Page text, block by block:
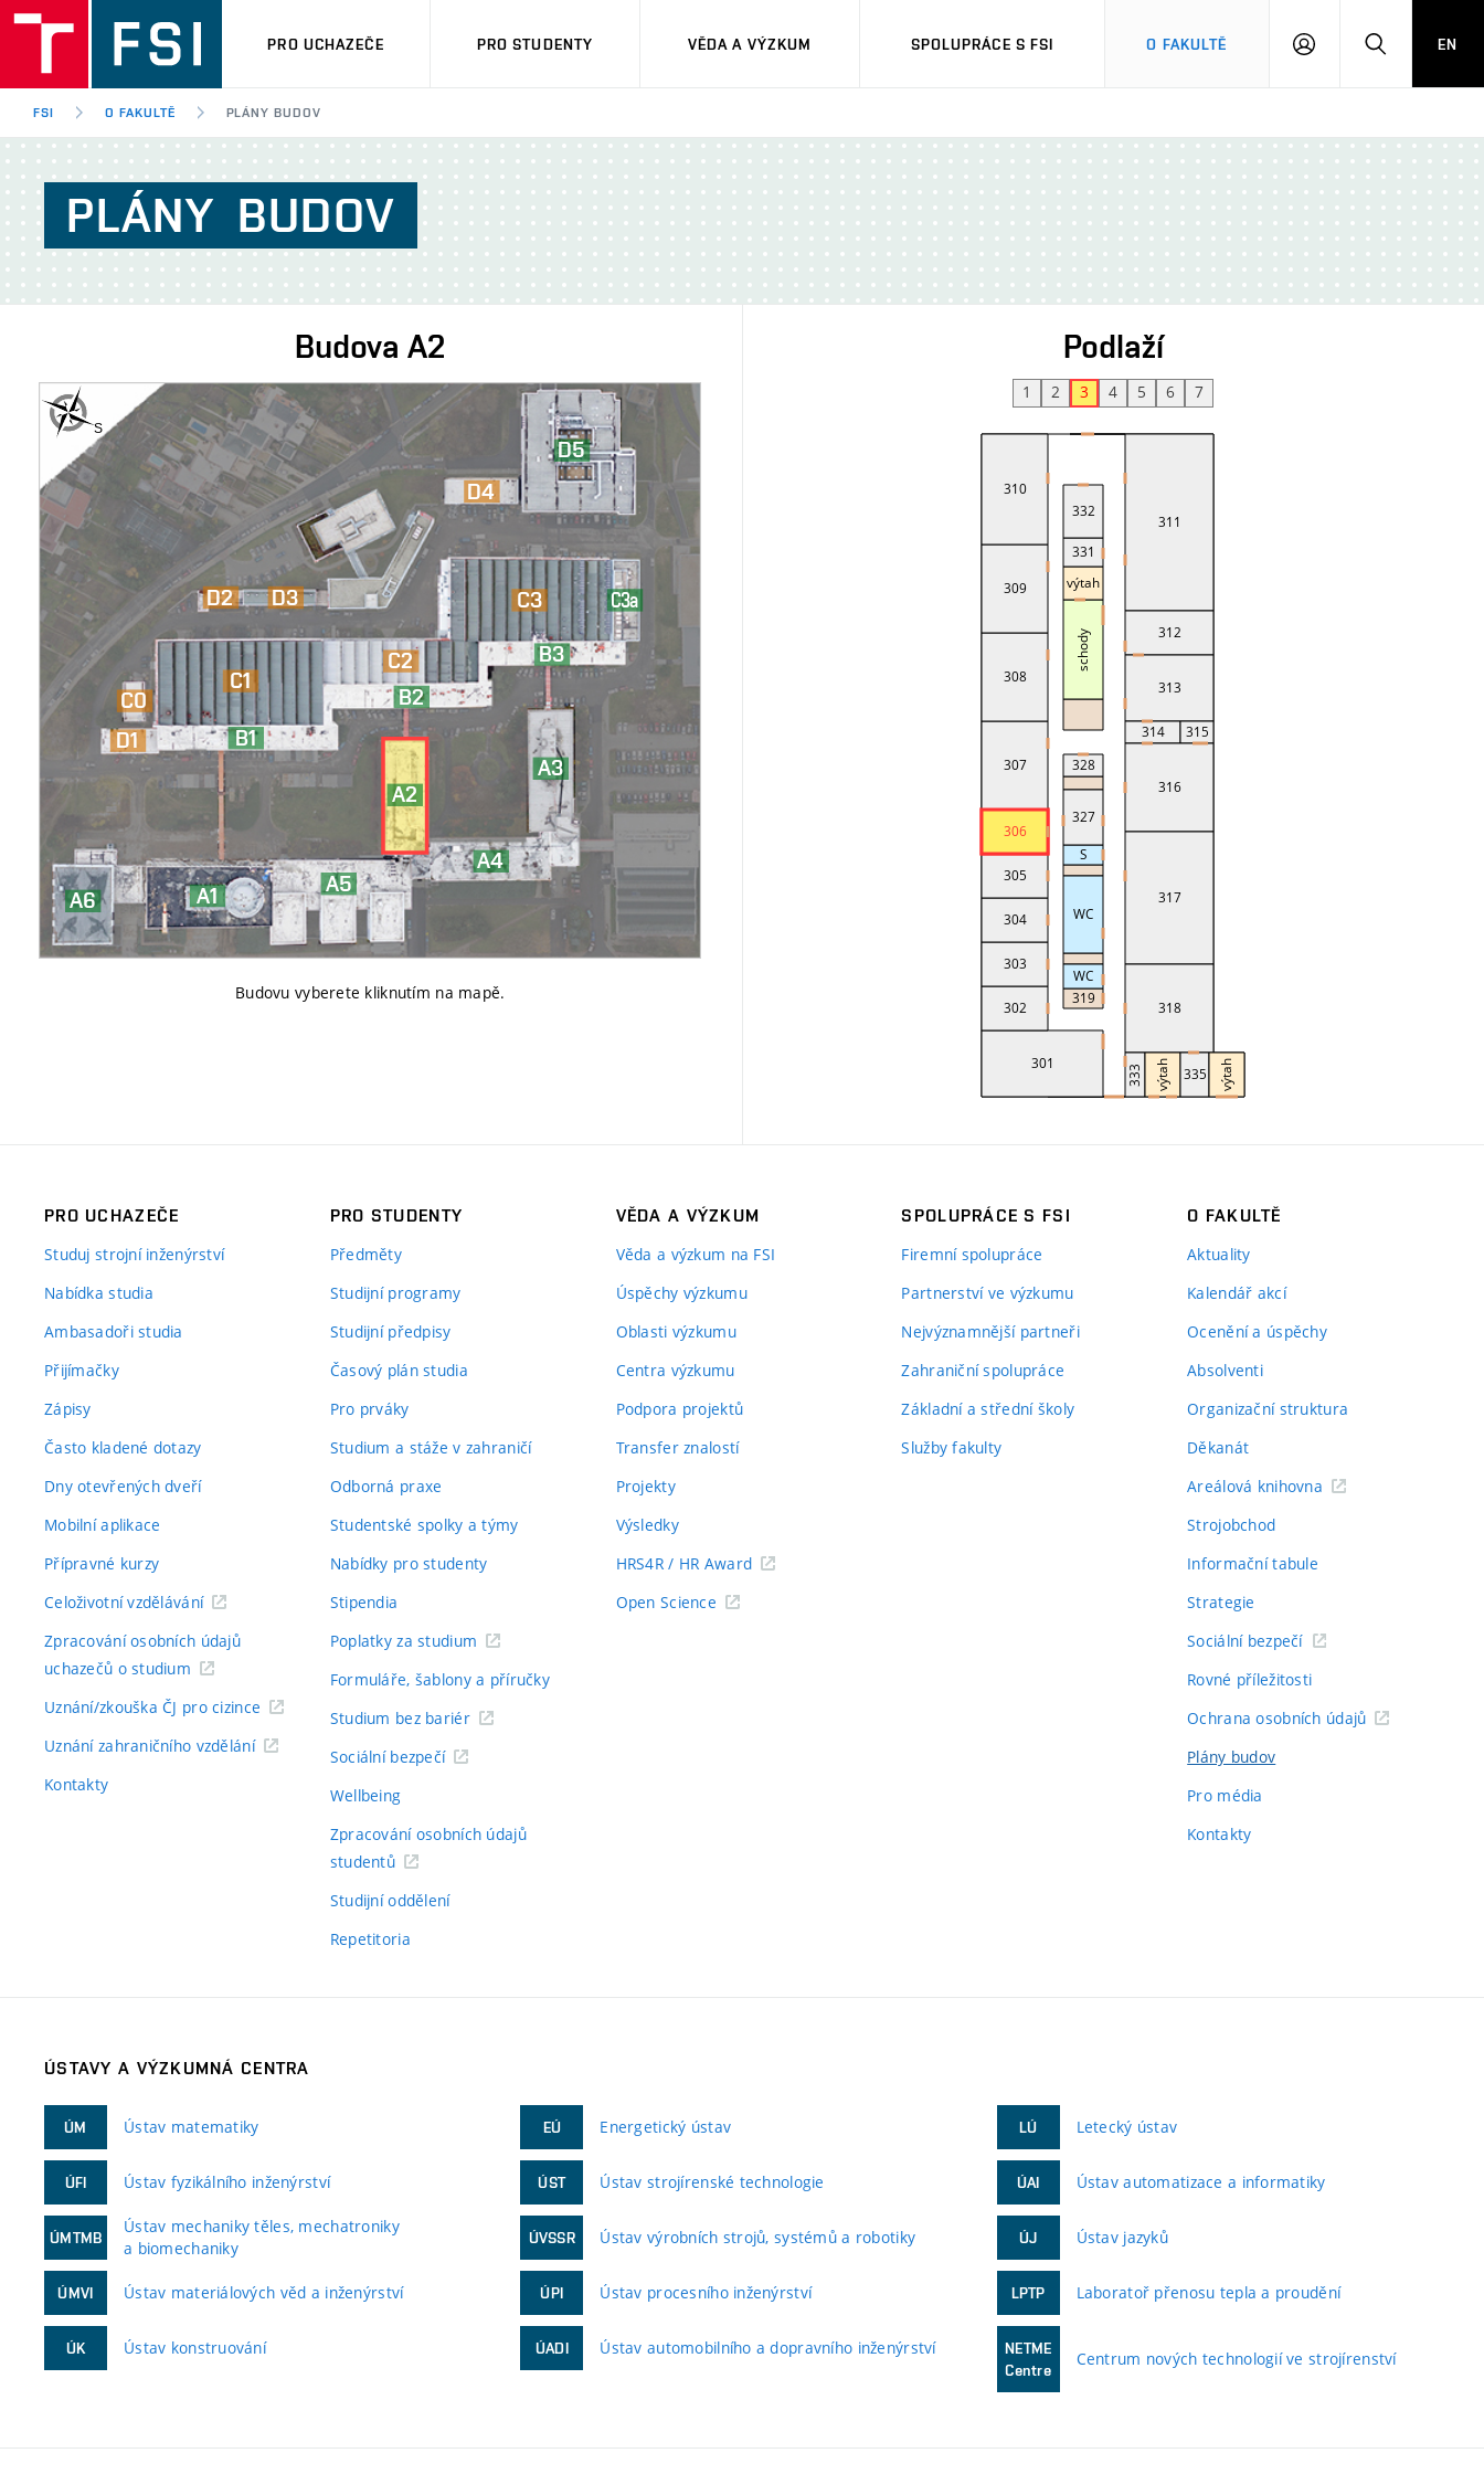
PRO UCHAZEČE PRO STUDENTY VĚDA A VÝZKUM SPOLUPRÁCE S FSI O FAKULTĚ
PŘIHLÁŠENÍHLEDAT
EN
FSI O FAKULTĚ PLÁNY BUDOV
PLÁNY BUDOV
BudovaA2
Budovu vyberete kliknutím na mapě.
Podlaží
1 2 3 4 5 6 7
PRO UCHAZEČE
Studuj strojní inženýrství
Nabídka studia
Ambasadoři studia
Přijímačky
Zápisy
Často kladené dotazy
Dny otevřených dveří
Mobilní aplikace
Přípravné kurzy
Celoživotní vzdělávání
Zpracování osobních údajů
uchazečů o studium
Uznání/zkouška ČJ pro cizince
Uznání zahraničního vzdělání
Kontakty
PRO STUDENTY
Předměty
Studijní programy
Studijní předpisy
Časový plán studia
Pro prváky
Studium a stáže v zahraničí
Odborná praxe
Studentské spolky a týmy
Nabídky pro studenty
Stipendia
Poplatky za studium
Formuláře, šablony a příručky
Studium bez bariér
Sociální bezpečí
Wellbeing
Zpracování osobních údajů
studentů
Studijní oddělení
Repetitoria
VĚDA A VÝZKUM
Věda a výzkum na FSI
Úspěchy výzkumu
Oblasti výzkumu
Centra výzkumu
Podpora projektů
Transfer znalostí
Projekty
Výsledky
HRS4R / HR Award
Open Science
SPOLUPRÁCE S FSI
Firemní spolupráce
Partnerství ve výzkumu
Nejvýznamnější partneři
Zahraniční spolupráce
Základní a střední školy
Služby fakulty
O FAKULTĚ
Aktuality
Kalendář akcí
Ocenění a úspěchy
Absolventi
Organizační struktura
Děkanát
Areálová knihovna
Strojobchod
Informační tabule
Strategie
Sociální bezpečí
Rovné příležitosti
Ochrana osobních údajů
Plány budov
Pro média
Kontakty
ÚSTAVY A VÝZKUMNÁ CENTRA
ÚM Ústav matematiky
ÚFI Ústav fyzikálního inženýrství
ÚMTMB
Ústav mechaniky těles, mechatroniky
a biomechaniky
ÚMVI Ústav materiálových věd a inženýrství
ÚK Ústav konstruování
EÚ Energetický ústav
ÚST Ústav strojírenské technologie
ÚVSSR Ústav výrobních strojů, systémů a robotiky
ÚPI Ústav procesního inženýrství
ÚADI Ústav automobilního a dopravního inženýrství
LÚ Letecký ústav
ÚAI Ústav automatizace a informatiky
ÚJ Ústav jazyků
LPTP Laboratoř přenosu tepla a proudění
NETME
Centre
Centrum nových technologií ve strojírenství